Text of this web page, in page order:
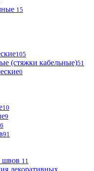
15
105
(стяжки кабельные)51
0
10
9
91
швов 11
декоративных